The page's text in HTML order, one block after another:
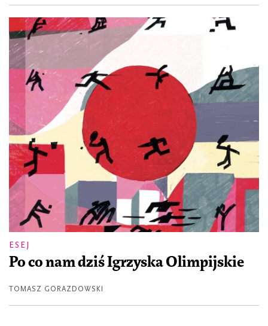
ESEJ
Po co nam dziś Igrzyska Olimpijskie
TOMASZ GORAZDOWSKI